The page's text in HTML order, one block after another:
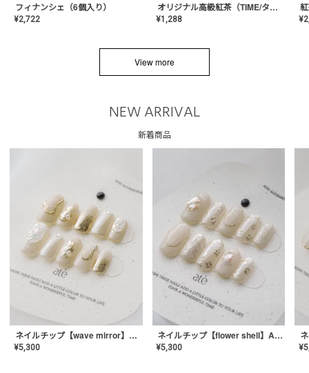
フィナンシェ（6個入り）
¥2,722
オリジナル高級紅茶（TIME/タイム）【ギフト/プチギフト/プレゼント/内祝い/結婚式/オリジナル配合/高品質/ハーブティー/茶葉/記念日/お返し/手土産/美容/おしゃれ】
¥1,288 ¥
View more
NEW ARRIVAL
新着商品
ネイルチップ【wave mirror】AE-CONA-04
¥5,300
ネイルチップ【flower shell】AE-CONA-03
¥5,300 ¥